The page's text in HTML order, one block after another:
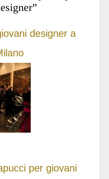
designer a
per giovani